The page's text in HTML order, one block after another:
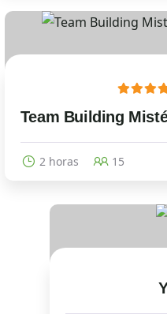
Team Building
2 horas 15